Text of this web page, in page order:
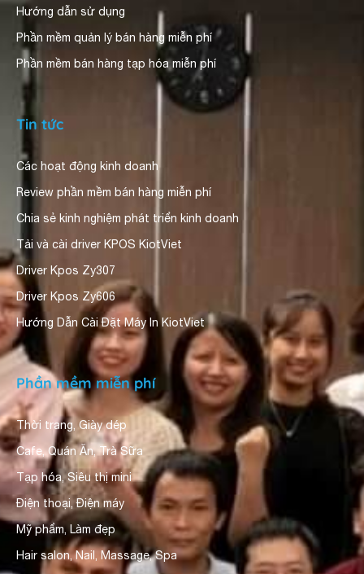
Hướng dẫn sử dụng
Phần mềm quản lý bán hàng miễn phí
Phần mềm bán hàng tạp hóa miễn phí
Tin tức
Các hoạt động kinh doanh
Review phần mềm bán hàng miễn phí
Chia sẻ kinh nghiệm phát triển kinh doanh
Tải và cài driver KPOS KiotViet
Driver Kpos Zy307
Driver Kpos Zy606
Hướng Dẫn Cài Đặt Máy In KiotViet
Phần mềm miễn phí
Thời trang, Giày dép
Cafe, Quán Ăn, Trà Sữa
Tạp hóa, Siêu thị mini
Điện thoại, Điện máy
Mỹ phẩm, Làm đẹp
Hair salon, Nail, Massage, Spa